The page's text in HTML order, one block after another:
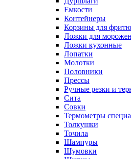
Емкости
Контейнеры
Корзины для
Ложки для
Ложки кухонные
Лопатки
Молотки
Половники
Прессы
Ручные резки и
Сита
Совки
Термометры
Толкушки
Точила
Шампуры
Шумовки